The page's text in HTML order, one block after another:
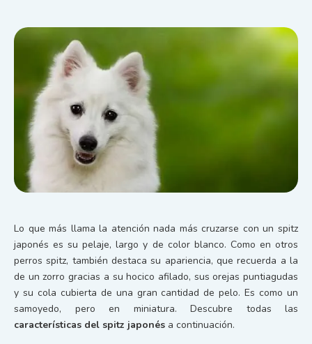
Lo que más llama la atención nada más cruzarse con un spitz
japonés es su pelaje, largo y de color blanco. Como en otros
perros spitz, también destaca su apariencia, que recuerda a la
de un zorro gracias a su hocico afilado, sus orejas puntiagudas
y su cola cubierta de una gran cantidad de pelo. Es como un
samoyedo, pero en miniatura. Descubre todas las
características del spitz japonés a continuación.